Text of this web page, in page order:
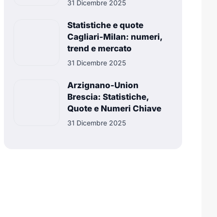
31 Dicembre 2025
Statistiche e quote
Cagliari-Milan: numeri,
trend e mercato
31 Dicembre 2025
Arzignano-Union
Brescia: Statistiche,
Quote e Numeri Chiave
31 Dicembre 2025